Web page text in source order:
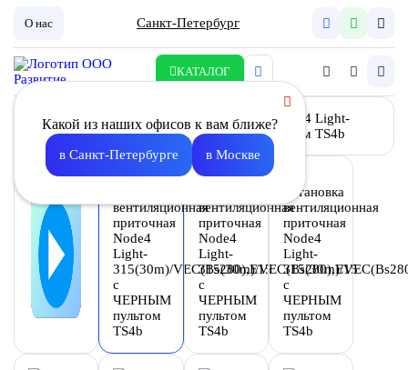
О нас Санкт-Петербург
КАТАЛОГ
Какой из наших офисов к вам ближе?
в Санкт-Петербурге в Москве